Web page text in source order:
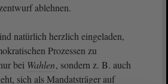
ablehnen.
natürlich herzlich eingeladen,
Prozessen zu
bei Wahlen, sondern z. B. auch
sich als Mandatsträger auf